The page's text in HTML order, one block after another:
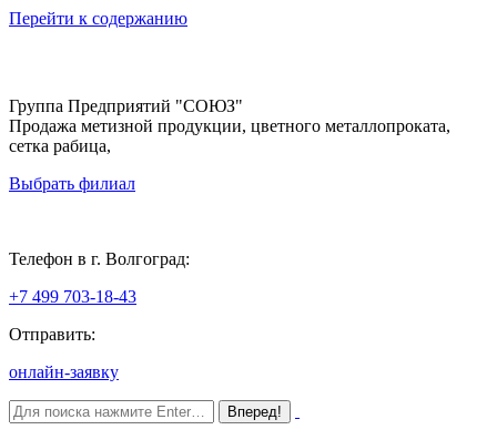
Перейти к содержанию
Группа Предприятий "СОЮЗ"
Продажа метизной продукции, цветного металлопроката,
сетка рабица,
Выбрать филиал
Телефон в г. Волгоград:
+7 499 703-18-43
Отправить:
онлайн-заявку